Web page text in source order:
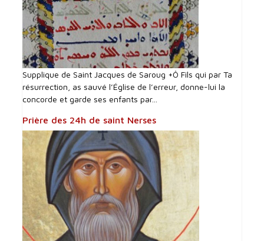
Supplique de Saint Jacques de Saroug +Ô Fils qui par Ta
résurrection, as sauvé l’Église de l’erreur, donne-lui la
concorde et garde ses enfants par...
Prière des 24h de saint Nerses